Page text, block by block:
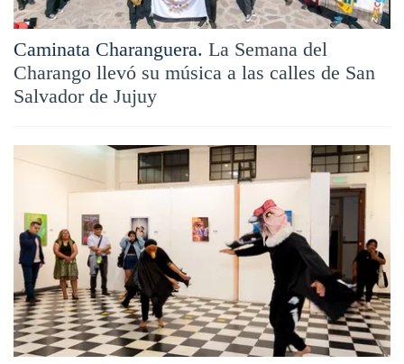
Caminata Charanguera. La Semana del
Charango llevó su música a las calles de San
Salvador de Jujuy